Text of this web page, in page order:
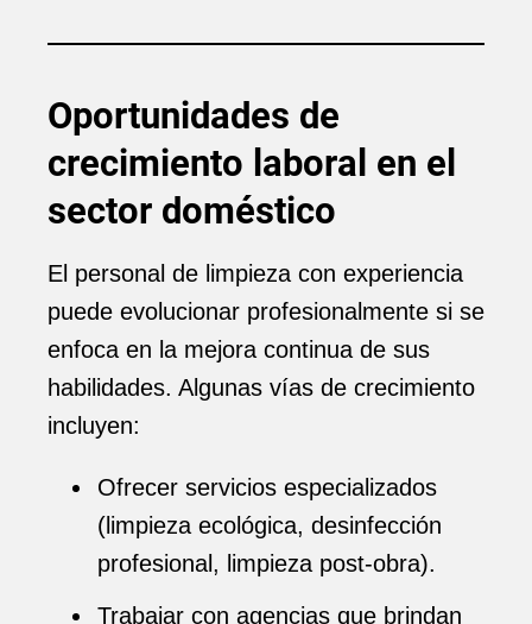
Oportunidades de
crecimiento laboral en el
sector doméstico
El personal de limpieza con experiencia
puede evolucionar profesionalmente si se
enfoca en la mejora continua de sus
habilidades. Algunas vías de crecimiento
incluyen:
Ofrecer servicios especializados
(limpieza ecológica, desinfección
profesional, limpieza post-obra).
Trabajar con agencias que brindan